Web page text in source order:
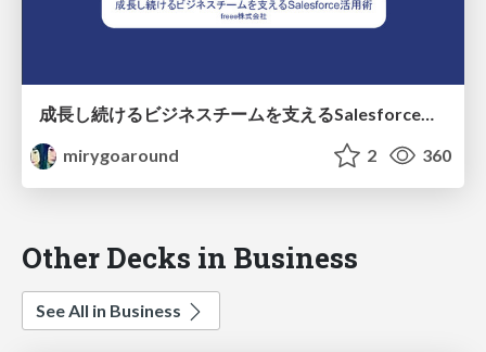
成長し続けるビジネスチームを支えるSalesforce活用術
mirygoaround
2 360
Other Decks in Business
See All in Business